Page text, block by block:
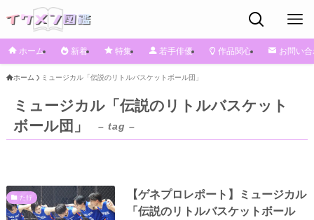
ホーム 新着 特集 若手俳優 作品関心 お問い
ホーム ミュージカル「伝説のリトルバスケットボール団」
ミュージカル「伝説のリトルバスケット
ボール団」
– tag –
た行
【ゲネプロレポート】ミュージカル
「伝説のリトルバスケットボール